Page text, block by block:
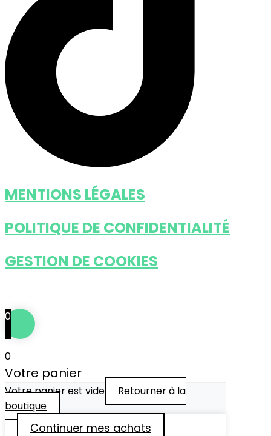
MENTIONS LÉGALES
POLITIQUE DE CONFIDENTIALITÉ
GESTION DE COOKIES
0
0
Votre panier
Votre panier est vide
Retourner à la
boutique
Continuer mes achats